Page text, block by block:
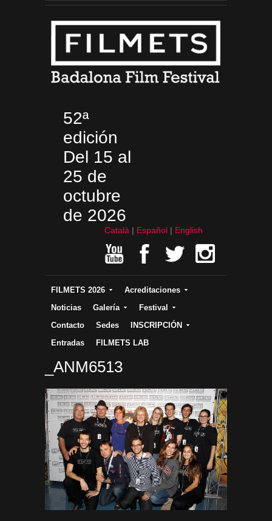
52ª
edición
Del 15 al
25 de
octubre
de 2026
Català Español English
FILMETS 2026
Acreditaciones
Noticias
Galería
Festival
Contacto
Sedes
INSCRIPCIÓN
Entradas
FILMETS LAB
_ANM6513